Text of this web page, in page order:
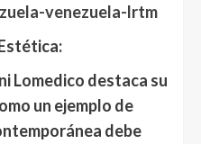
venezuela-lrtm
Lomedico destaca su
un ejemplo de
debe